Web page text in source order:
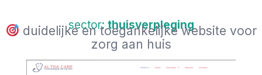
sector:thuisverpleging
duidelijke en toegankelijke website voor
zorg aan huis